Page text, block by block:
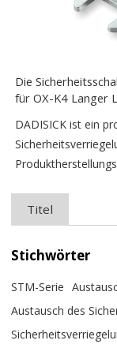
Die
für OX-K4 Langer
DADISICK ist ein
Titel
Stichwörter
STM-Serie
Austausch des